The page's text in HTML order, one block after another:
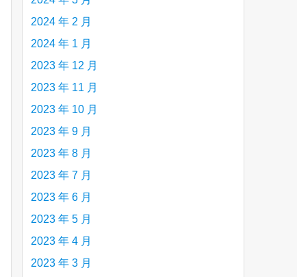
2024 年 2 月
2024 年 1 月
2023 年 12 月
2023 年 11 月
2023 年 10 月
2023 年 9 月
2023 年 8 月
2023 年 7 月
2023 年 6 月
2023 年 5 月
2023 年 4 月
2023 年 3 月